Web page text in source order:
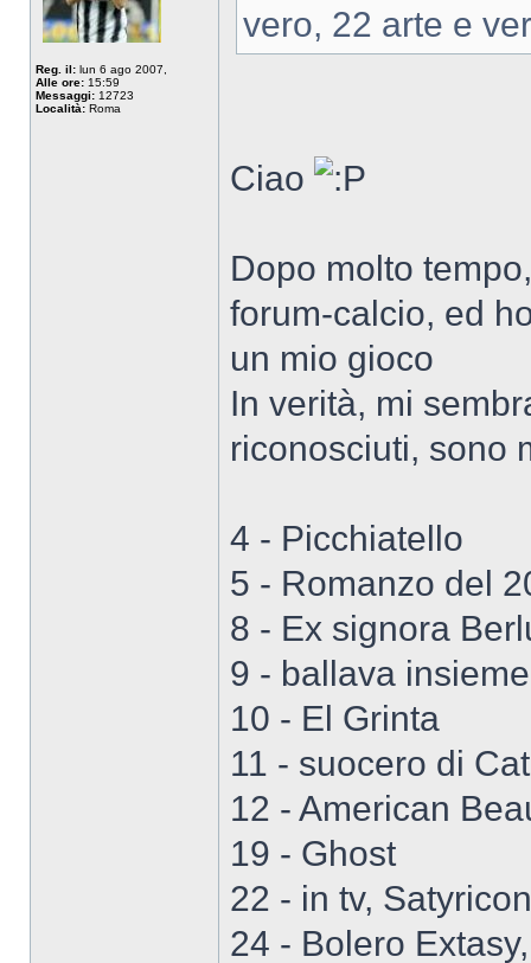
Reg. il: lun 6 ago 2007,
Alle ore: 15:59
Messaggi: 12723
Località: Roma
vero, 22 arte e
Ciao
Dopo molto
forum-calcio, ed
un mio gioco
In verità, mi
riconosciuti, sono
4 - Picchiatello
5 - Romanzo del
8 - Ex signora
9 - ballava
10 - El Grinta
11 - suocero di
12 - American
19 - Ghost
22 - in tv,
24 - Bolero